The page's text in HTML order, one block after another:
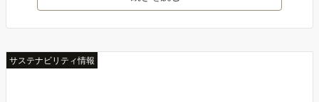
サステナビリティ情報